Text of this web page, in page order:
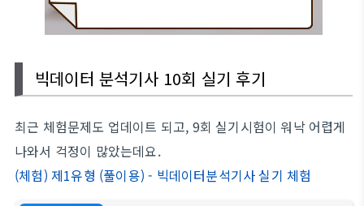
빅데이터 분석기사 10회 실기 후기
최근 체험문제도 업데이트 되고, 9회 실기시험이 워낙 어렵게
나와서 걱정이 많았는데요.
(체험) 제1유형 (풀이용) - 빅데이터분석기사 실기 체험